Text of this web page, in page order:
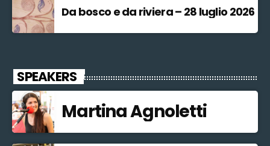
Da bosco e da riviera – 28 luglio 2026
SPEAKERS
Martina Agnoletti